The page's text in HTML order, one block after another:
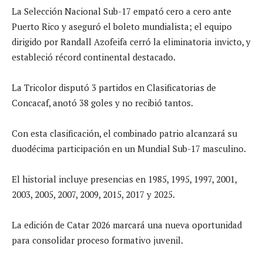
La Selección Nacional Sub-17 empató cero a cero ante
Puerto Rico y aseguró el boleto mundialista; el equipo
dirigido por Randall Azofeifa cerró la eliminatoria invicto, y
estableció récord continental destacado.
La Tricolor disputó 3 partidos en Clasificatorias de
Concacaf, anotó 38 goles y no recibió tantos.
Con esta clasificación, el combinado patrio alcanzará su
duodécima participación en un Mundial Sub-17 masculino.
El historial incluye presencias en 1985, 1995, 1997, 2001,
2003, 2005, 2007, 2009, 2015, 2017 y 2025.
La edición de Catar 2026 marcará una nueva oportunidad
para consolidar proceso formativo juvenil.